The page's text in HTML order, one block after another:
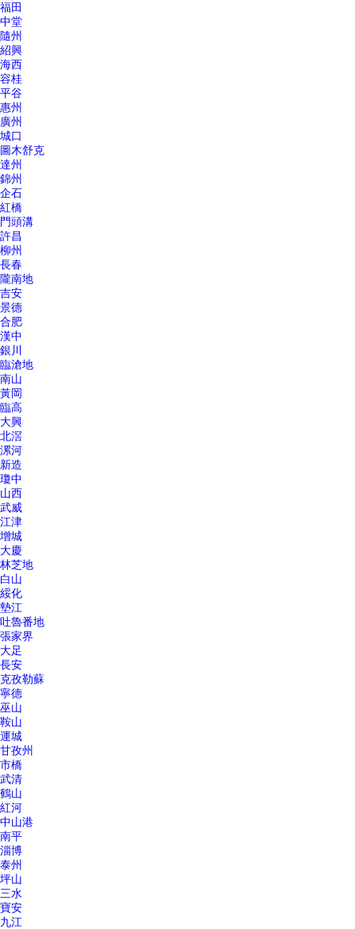
福田
中堂
隨州
紹興
海西
容桂
平谷
惠州
廣州
城口
圖木舒克
達州
錦州
企石
紅橋
門頭溝
許昌
柳州
長春
隴南地
吉安
景德
合肥
漢中
銀川
臨滄地
南山
黃岡
臨高
大興
北滘
漯河
新造
瓊中
山西
武威
江津
增城
大慶
林芝地
白山
綏化
墊江
吐魯番地
張家界
大足
長安
克孜勒蘇
寧德
巫山
鞍山
運城
甘孜州
市橋
武清
鶴山
紅河
中山港
南平
淄博
泰州
坪山
三水
寶安
九江